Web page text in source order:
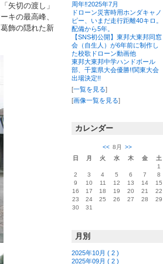
矢切の渡し」
キの最高峰、
飾の隠れた新
周年‼2025年7月
ドローン災害時用ホンダキャノ
ピー、いまだ走行距離40キロ。
配備から5年。
【SNS初公開】東邦大東邦同窓
会（自生人）が6年前に制作し
た校歌ドローン動画他
東邦大東邦中学ハンドボール
部、千葉県大会優勝!!関東大会
出場決定!!
[一覧を見る]
[画像一覧を見る]
カレンダー
<< 8月
>>
日
月 火 水 木 金
土
1
2
3 4 5 6 7
8
9
10 11 12 13 14
15
16
17 18 19 20 21
22
23
24 25 26 27 28
29
30
31
月別
2025年10月 ( 2 )
2025年09月 ( 2 )